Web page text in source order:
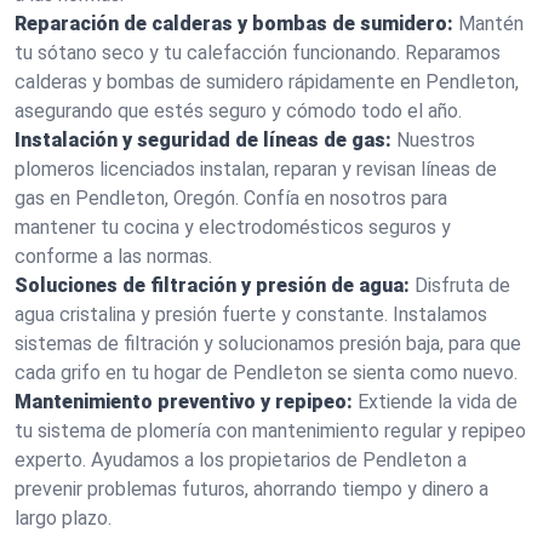
Reparación de calderas y bombas de sumidero: Mantén
tu sótano seco y tu calefacción funcionando. Reparamos
calderas y bombas de sumidero rápidamente en Pendleton,
asegurando que estés seguro y cómodo todo el año.
Instalación y seguridad de líneas de gas: Nuestros
plomeros licenciados instalan, reparan y revisan líneas de
gas en Pendleton, Oregón. Confía en nosotros para
mantener tu cocina y electrodomésticos seguros y
conforme a las normas.
Soluciones de filtración y presión de agua: Disfruta de
agua cristalina y presión fuerte y constante. Instalamos
sistemas de filtración y solucionamos presión baja, para que
cada grifo en tu hogar de Pendleton se sienta como nuevo.
Mantenimiento preventivo y repipeo: Extiende la vida de
tu sistema de plomería con mantenimiento regular y repipeo
experto. Ayudamos a los propietarios de Pendleton a
prevenir problemas futuros, ahorrando tiempo y dinero a
largo plazo.